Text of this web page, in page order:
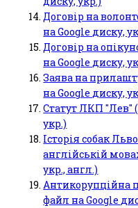
Договір на
на Google диску,
Договір на
на Google диску,
Заява на
на Google диску,
Статут ЛКП "Лев"
укр.)
Історія собак
англійській
укр., англ.)
Антикорупційна
файл на Google